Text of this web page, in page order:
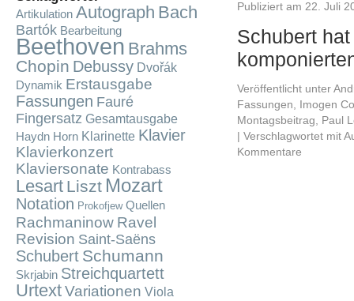
Publiziert am 22. Juli
Schubert
Veröffentlicht unter
Fassungen
Imogen
Montagsbeitrag
Paul
| Verschlagwortet mit
Kommentare
Artikulation Autograph Bach
Bartók Bearbeitung
Beethoven Brahms
Chopin Debussy Dvořák
Dynamik Erstausgabe
Fassungen Fauré
Fingersatz Gesamtausgabe
Haydn Horn Klarinette Klavier
Klavierkonzert
Klaviersonate Kontrabass
Lesart Liszt Mozart
Notation Prokofjew Quellen
Rachmaninow Ravel
Revision Saint-Saëns
Schubert Schumann
Skrjabin Streichquartett
UrtextVariationen Viola